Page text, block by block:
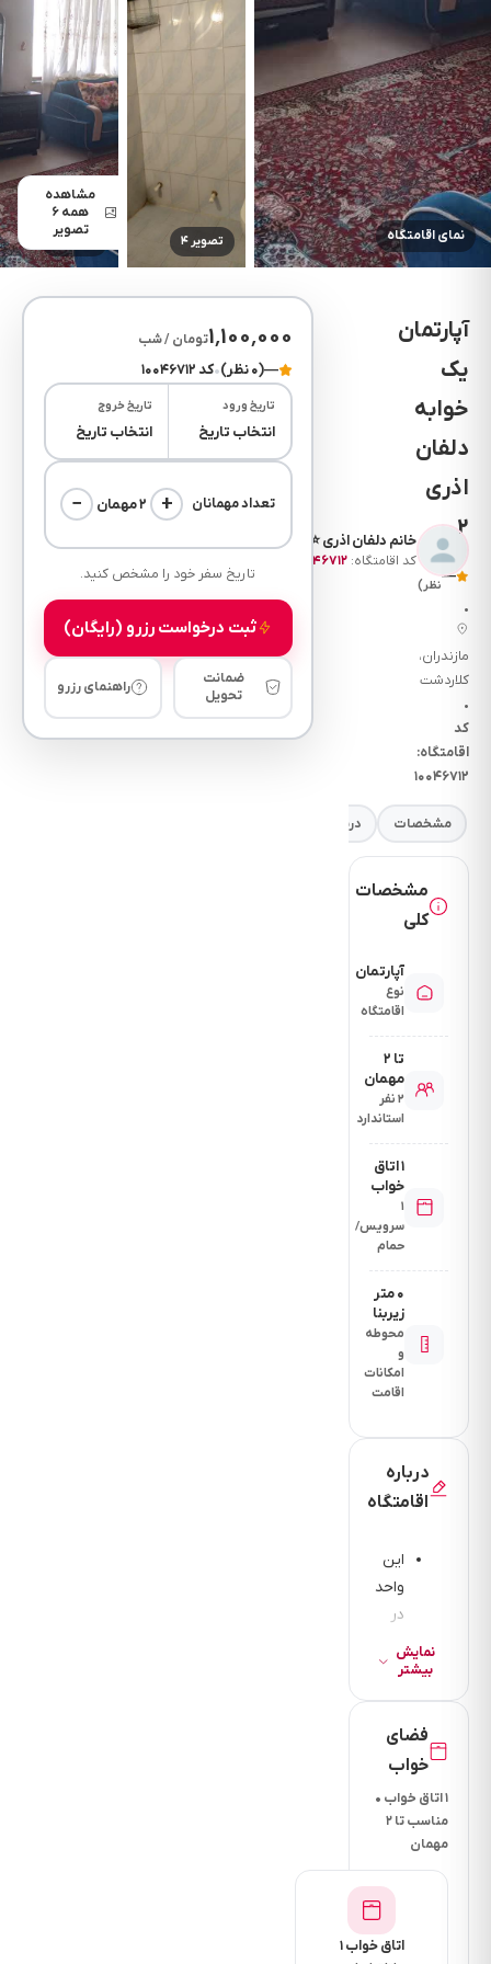
نمای اقامتگاه تصویر ۴ تصویر ۵
مشاهده
همه ۶
تصویر
آپارتمان
یک
خوابه
دلفان
اذری
2
—
(۰
نظر)
•
مازندران،
کلاردشت
•
کد
اقامتگاه:
۱۰۰۴۶۷۱۲
خانم دلفان اذری ⭐
کد اقامتگاه: ۱۰۰۴۶۷۱۲
مشخصات درباره
مشخصات
کلی
آپارتمان
نوع
اقامتگاه
تا ۲
مهمان
۲ نفر
استاندارد
۱ اتاق
خواب
۱
سرویس/
حمام
۰ متر
زیربنا
محوطه
و
امکانات
اقامت
درباره
اقامتگاه
این
واحد
در
دوم
ساختمان
به
متری
تک
در
اتاق
خواب
نمایش
بیشتر
فضای
خواب
۱ اتاق خواب •
مناسب تا ۲
مهمان
اتاق خواب ۱
۱٬۱۰۰٬۰۰۰تومان / شب
—(۰ نظر) •کد ۱۰۰۴۶۷۱۲
تاریخ ورود
انتخاب تاریخ
تاریخ خروج
انتخاب تاریخ
تعداد مهمانان − ۲ مهمان +
تاریخ سفر خود را مشخص کنید.
ثبت درخواست رزرو (رایگان)
ضمانت
تحویل
راهنمای رزرو